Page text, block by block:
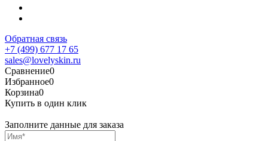
Обратная связь
+7 (499) 677 17 65
sales@lovelyskin.ru
Сравнение0
Избранное0
Корзина0
Купить в один клик
Заполните данные для заказа